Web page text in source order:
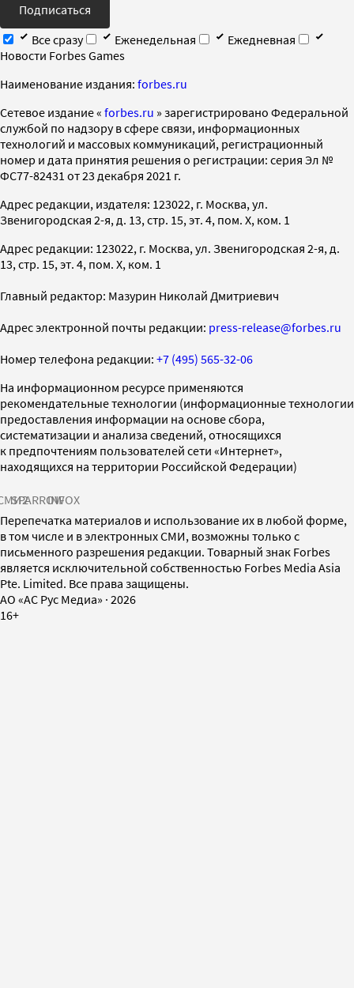
Подписаться
Все сразу
Еженедельная
Ежедневная
Новости Forbes Games
Наименование издания: forbes.ru
Cетевое издание « forbes.ru » зарегистрировано Федеральной
службой по надзору в сфере связи, информационных
технологий и массовых коммуникаций, регистрационный
номер и дата принятия решения о регистрации: серия Эл №
ФС77-82431 от 23 декабря 2021 г.
Адрес редакции, издателя: 123022, г. Москва, ул.
Звенигородская 2-я, д. 13, стр. 15, эт. 4, пом. X, ком. 1
Адрес редакции: 123022, г. Москва, ул. Звенигородская 2-я, д.
13, стр. 15, эт. 4, пом. X, ком. 1
Главный редактор: Мазурин Николай Дмитриевич
Адрес электронной почты редакции: press-release@forbes.ru
Номер телефона редакции: +7 (495) 565-32-06
На информационном ресурсе применяются
рекомендательные технологии (информационные технологии
предоставления информации на основе сбора,
систематизации и анализа сведений, относящихся
к предпочтениям пользователей сети «Интернет»,
находящихся на территории Российской Федерации)
SPARROWINFOX
Перепечатка материалов и использование их в любой форме,
в том числе и в электронных СМИ, возможны только с
письменного разрешения редакции. Товарный знак Forbes
является исключительной собственностью Forbes Media Asia
Pte. Limited. Все права защищены.
AO «АС Рус Медиа» · 2026
16+